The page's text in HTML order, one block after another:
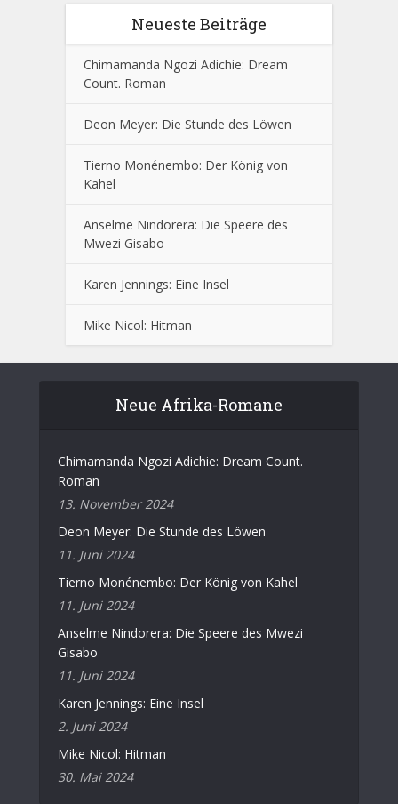
Neueste Beiträge
Chimamanda Ngozi Adichie: Dream
Count. Roman
Deon Meyer: Die Stunde des Löwen
Tierno Monénembo: Der König von
Kahel
Anselme Nindorera: Die Speere des
Mwezi Gisabo
Karen Jennings: Eine Insel
Mike Nicol: Hitman
Neue Afrika-Romane
Chimamanda Ngozi Adichie: Dream Count.
Roman
13. November 2024
Deon Meyer: Die Stunde des Löwen
11. Juni 2024
Tierno Monénembo: Der König von Kahel
11. Juni 2024
Anselme Nindorera: Die Speere des Mwezi
Gisabo
11. Juni 2024
Karen Jennings: Eine Insel
2. Juni 2024
Mike Nicol: Hitman
30. Mai 2024